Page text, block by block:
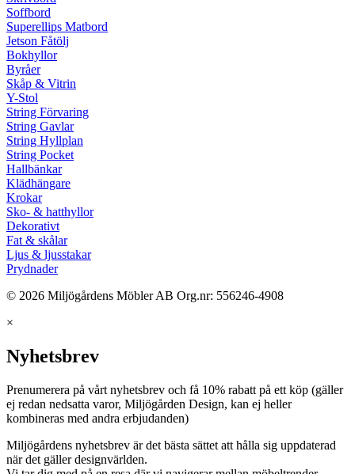
Soffbord
Superellips Matbord
Jetson Fåtölj
Bokhyllor
Byråer
Skåp & Vitrin
Y-Stol
String Förvaring
String Gavlar
String Hyllplan
String Pocket
Hallbänkar
Klädhängare
Krokar
Sko- & hatthyllor
Dekorativt
Fat & skålar
Ljus & ljusstakar
Prydnader
© 2026 Miljögårdens Möbler AB Org.nr: 556246-4908
×
Nyhetsbrev
Prenumerera på vårt nyhetsbrev och få 10% rabatt på ett köp (gäller
ej redan nedsatta varor, Miljögården Design, kan ej heller
kombineras med andra erbjudanden)
Miljögårdens nyhetsbrev är det bästa sättet att hålla sig uppdaterad
när det gäller designvärlden.